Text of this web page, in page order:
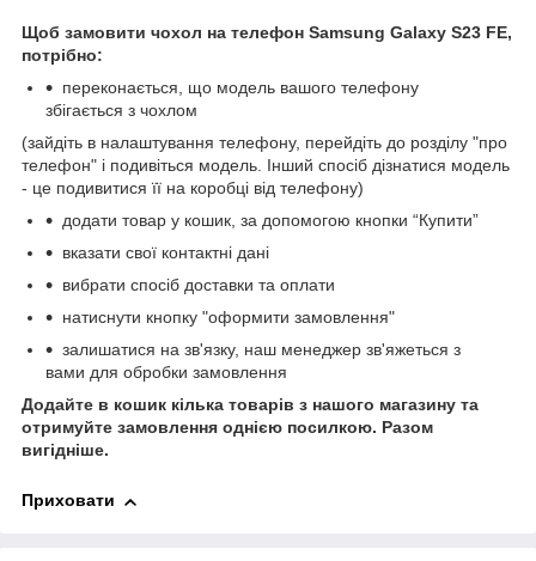
Щоб замовити чохол на телефон Samsung Galaxy S23 FE,
потрібно:
переконається, що модель вашого телефону
збігається з чохлом
(зайдіть в налаштування телефону, перейдіть до розділу "про
телефон" і подивіться модель. Інший спосіб дізнатися модель
- це подивитися її на коробці від телефону)
додати товар у кошик, за допомогою кнопки “Купити”
вказати свої контактні дані
вибрати спосіб доставки та оплати
натиснути кнопку "оформити замовлення"
залишатися на зв'язку, наш менеджер зв'яжеться з
вами для обробки замовлення
Додайте в кошик кілька товарів з нашого магазину та
отримуйте замовлення однією посилкою. Разом
вигідніше.
Приховати